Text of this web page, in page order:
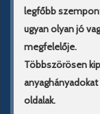
legfőbb
ugyan olyan jó
megfelelője.
Többszörösen
oldalak.